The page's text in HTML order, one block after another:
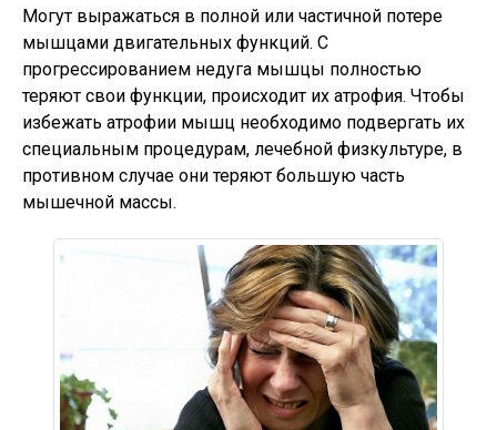
Могут выражаться в полной или частичной потере
мышцами двигательных функций. С
прогрессированием недуга мышцы полностью
теряют свои функции, происходит их атрофия. Чтобы
избежать атрофии мышц необходимо подвергать их
специальным процедурам, лечебной физкультуре, в
противном случае они теряют большую часть
мышечной массы.